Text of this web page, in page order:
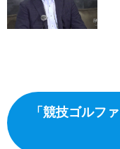
「競技ゴルフ